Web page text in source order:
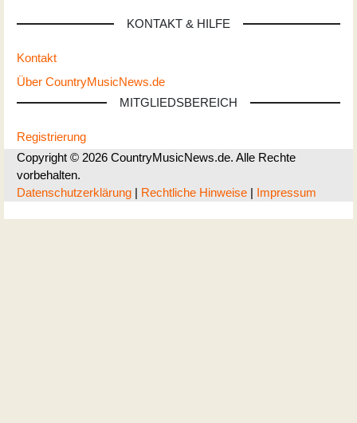
KONTAKT & HILFE
Kontakt
Über CountryMusicNews.de
MITGLIEDSBEREICH
Registrierung
Copyright © 2026 CountryMusicNews.de. Alle Rechte
vorbehalten.
Datenschutzerklärung | Rechtliche Hinweise | Impressum